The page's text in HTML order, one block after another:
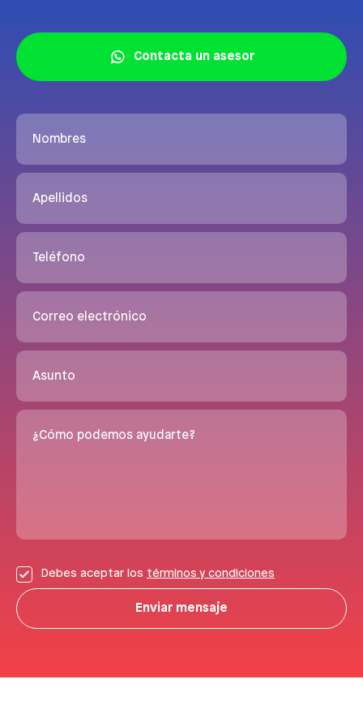
Contacta un asesor
Nombres
Apellidos
Teléfono
Correo electrónico
Asunto
¿Cómo podemos ayudarte?
Debes aceptar los términos y condiciones
Enviar mensaje